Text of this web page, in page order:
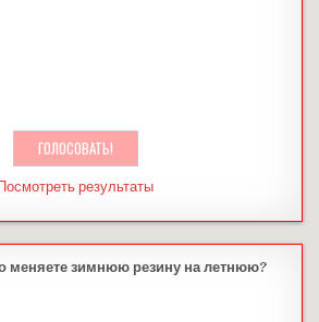
Посмотреть результаты
меняете зимнюю резину на летнюю?